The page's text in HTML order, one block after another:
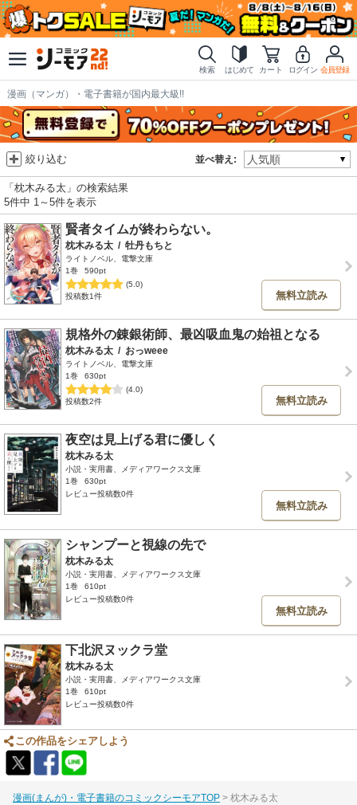
検索 はじめて カート ログイン 会員登録
漫画（マンガ）・電子書籍が国内最大級!!
並べ替え:
絞り込む
「枕木みる太」の検索結果
5件中 1～5件を表示
賢者タイムが終わらない。
枕木みる太 / 牡丹もちと
ライトノベル、電撃文庫
1巻
590pt
(5.0)
投稿数1件
無料立読み
規格外の錬銀術師、最凶吸血鬼の始祖となる
枕木みる太 / おっweee
ライトノベル、電撃文庫
1巻
630pt
(4.0)
投稿数2件
無料立読み
夜空は見上げる君に優しく
枕木みる太
小説・実用書、メディアワークス文庫
1巻
630pt
レビュー投稿数0件
無料立読み
シャンプーと視線の先で
枕木みる太
小説・実用書、メディアワークス文庫
1巻
610pt
レビュー投稿数0件
無料立読み
下北沢ヌックラ堂
枕木みる太
小説・実用書、メディアワークス文庫
1巻
610pt
レビュー投稿数0件
この作品をシェアしよう
漫画(まんが)・電子書籍のコミックシーモアTOP 枕木みる太